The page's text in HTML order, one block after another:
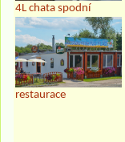
4L chata spodní
restaurace